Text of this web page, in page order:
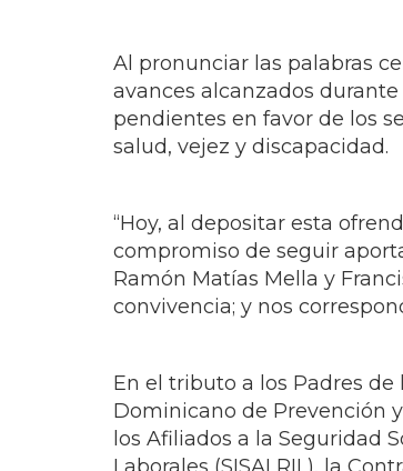
Al pronunciar las palabras
avances alcanzados
pendientes en favor de los
salud, vejez y discapacidad.
“Hoy, al depositar esta
compromiso de seguir
Ramón Matías Mella y
convivencia; y nos
En el tributo a los Padres
Dominicano de Prevención
los Afiliados a la Seguridad